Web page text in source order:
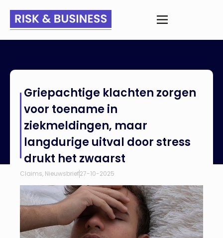
in ziekmeldingen, maar langdurige uitval door stress drukt het
Griepachtige klachten zorgen
voor toename in
ziekmeldingen, maar
langdurige uitval door stress
drukt het zwaarst
Claims, Nieuwsbrief27-10-2025